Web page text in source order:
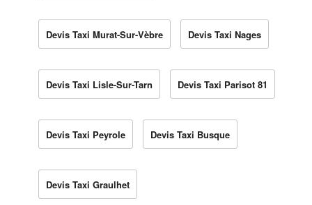
Devis Taxi Murat-Sur-Vèbre Devis Taxi Nages
Devis Taxi Lisle-Sur-Tarn Devis Taxi Parisot 81
Devis Taxi Peyrole Devis Taxi Busque
Devis Taxi Graulhet